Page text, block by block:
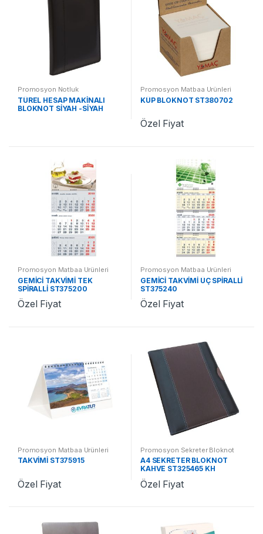
Promosyon Notluk
TÜREL HESAP MAKİNALI
BLOKNOT SİYAH -SİYAH
Promosyon Matbaa Ürünleri
KÜP BLOKNOT ST380702
Özel Fiyat
Promosyon Matbaa Ürünleri
GEMİCİ TAKVİMİ TEK
SPİRALLİ ST375200
Özel Fiyat
Promosyon Matbaa Ürünleri
GEMİCİ TAKVİMİ ÜÇ SPİRALLİ
ST375240
Özel Fiyat
Promosyon Matbaa Ürünleri
TAKVİMİ ST375915
Özel Fiyat
Promosyon Sekreter Bloknot
A4 SEKRETER BLOKNOT
KAHVE ST325465 KH
Özel Fiyat